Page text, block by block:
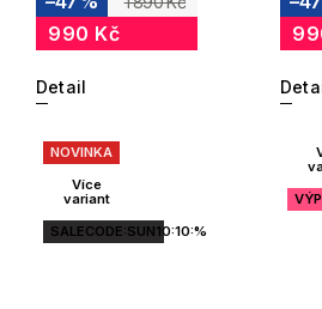
990 Kč
Detail
NOVINKA
Více
variant
SALECODE:SUN10:10:%